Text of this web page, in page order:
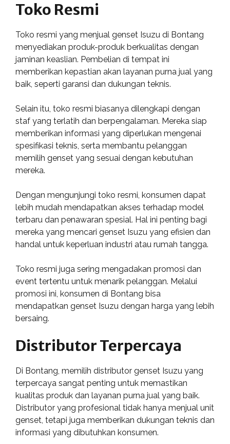
Toko Resmi
Toko resmi yang menjual genset Isuzu di Bontang
menyediakan produk-produk berkualitas dengan
jaminan keaslian. Pembelian di tempat ini
memberikan kepastian akan layanan purna jual yang
baik, seperti garansi dan dukungan teknis.
Selain itu, toko resmi biasanya dilengkapi dengan
staf yang terlatih dan berpengalaman. Mereka siap
memberikan informasi yang diperlukan mengenai
spesifikasi teknis, serta membantu pelanggan
memilih genset yang sesuai dengan kebutuhan
mereka.
Dengan mengunjungi toko resmi, konsumen dapat
lebih mudah mendapatkan akses terhadap model
terbaru dan penawaran spesial. Hal ini penting bagi
mereka yang mencari genset Isuzu yang efisien dan
handal untuk keperluan industri atau rumah tangga.
Toko resmi juga sering mengadakan promosi dan
event tertentu untuk menarik pelanggan. Melalui
promosi ini, konsumen di Bontang bisa
mendapatkan genset Isuzu dengan harga yang lebih
bersaing.
Distributor Terpercaya
Di Bontang, memilih distributor genset Isuzu yang
terpercaya sangat penting untuk memastikan
kualitas produk dan layanan purna jual yang baik.
Distributor yang profesional tidak hanya menjual unit
genset, tetapi juga memberikan dukungan teknis dan
informasi yang dibutuhkan konsumen.